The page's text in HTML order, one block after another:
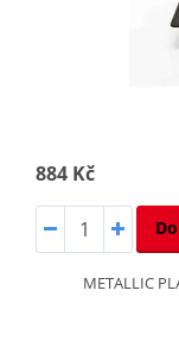
884 Kč
METALLIC